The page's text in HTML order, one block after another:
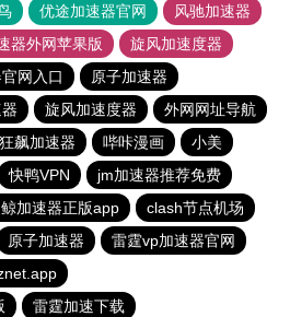
优途加速器官网
风驰加速器
器外网苹果版
旋风加速度器
网入口
原子加速器
旋风加速度器
外网网址导航
狂飙加速器 哔咔漫画
小美
快鸭VPN
jm加速器推荐免费
加速器正版app
clash节点机场
原子加速器
雷霆vp加速器官网
雷霆加速下载